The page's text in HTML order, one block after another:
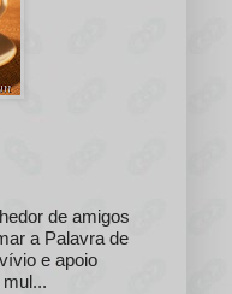
de amigos
a Palavra de
e apoio